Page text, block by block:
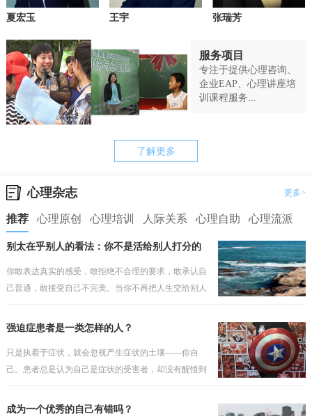
夏宏玉 王宇 张瑞芳
服务项目
专注于提供心理咨询、
企业EAP、心理讲座培
训课程服务...
了解更多
心理杂志 更多>
推荐 心理原创 心理培训 人际关系 心理自助 心理流派
别太在乎别人的看法：你不是活给别人打分的
你敢表达真实的感受，敢拒绝不合理的要求，敢承认自
己普通，敢接受自己不完美。当你不再把人生交给别人
强迫症患者是一类怎样的人？
只是执着于症状，就会忽视产生症状的土壤——你自
己。患者总是认为自己是症状的受害者，却没有醒悟到
会如此轻易地被打破。他往往会埋怨某些人或事，认为
成为一个优秀的自己有错吗？